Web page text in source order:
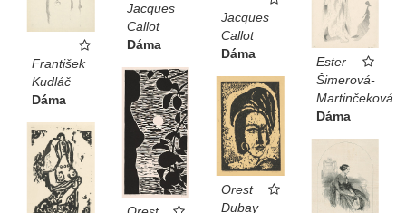
František
Kudláč
Dáma
Jacques
Callot
Dáma
Jacques
Callot
Dáma
Ester
Šimerová-
Martinčeková
Dáma
Orest
Dubay